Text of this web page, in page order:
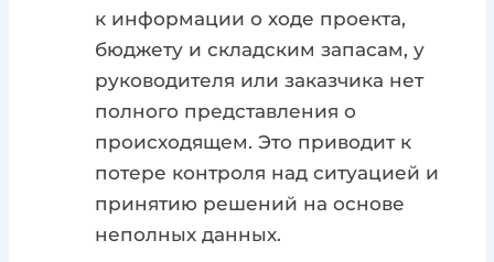
к информации о ходе проекта,
бюджету и складским запасам, у
руководителя или заказчика нет
полного представления о
происходящем. Это приводит к
потере контроля над ситуацией и
принятию решений на основе
неполных данных.